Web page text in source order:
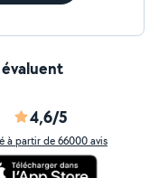
4,6/5
à partir de 66000 avis